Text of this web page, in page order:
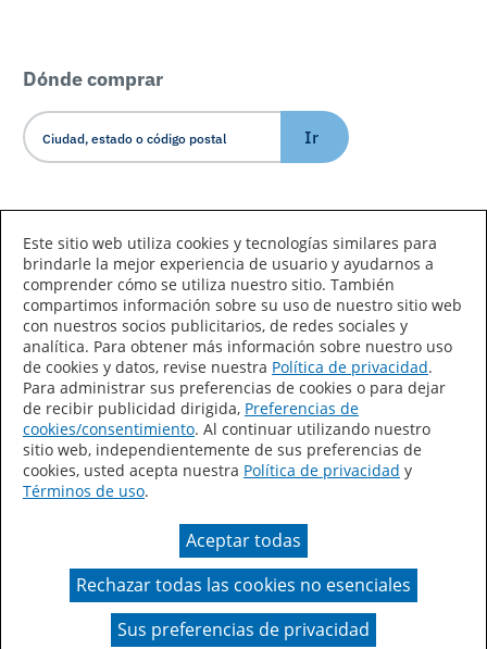
Dónde comprar
Ir
Declaración de accesibilidad
Mapa del sitio
Términos de uso
Privacidad
Sus preferencias de privacidad
Ley de Cadenas de Suministro de California
Un color real puede variar en comparación con la
presentación en pantalla.
Este sitio web utiliza cookies y tecnologías similares para
brindarle la mejor experiencia de usuario y ayudarnos a
comprender cómo se utiliza nuestro sitio. También
compartimos información sobre su uso de nuestro sitio web
con nuestros socios publicitarios, de redes sociales y
analítica. Para obtener más información sobre nuestro uso
de cookies y datos, revise nuestra Política de privacidad.
Para administrar sus preferencias de cookies o para dejar
de recibir publicidad dirigida, Preferencias de
cookies/consentimiento. Al continuar utilizando nuestro
sitio web, independientemente de sus preferencias de
cookies, usted acepta nuestra Política de privacidad y
Términos de uso.
Aceptar todas
Rechazar todas las cookies no esenciales
Sus preferencias de privacidad